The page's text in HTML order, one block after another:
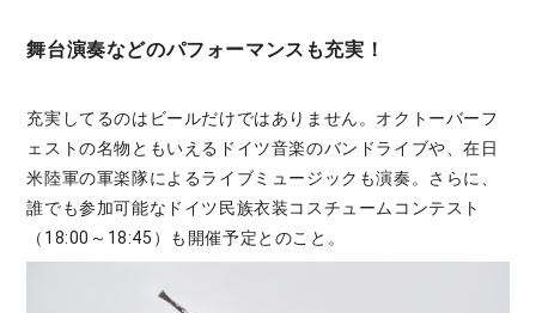
舞台演奏などのパフォーマンスも充実！
充実してるのはビールだけではありません。オクトーバーフ
ェストの名物ともいえるドイツ音楽のバンドライブや、在日
米陸軍の軍楽隊によるライブミュージックも演奏。さらに、
誰でも参加可能なドイツ民族衣装コスチュームコンテスト
（18:00～18:45）も開催予定とのこと。